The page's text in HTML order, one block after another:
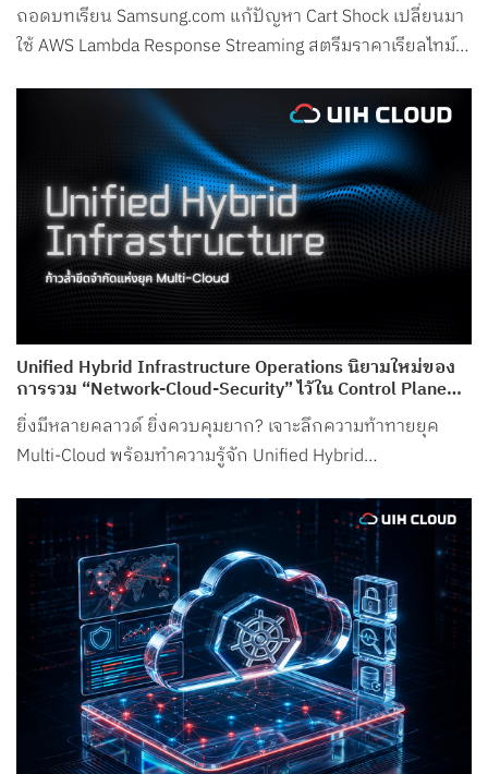
ถอดบทเรียน Samsung.com แก้ปัญหา Cart Shock เปลี่ยนมา
ใช้ AWS Lambda Response Streaming สตรีมราคาเรียลไทม์
Unified Hybrid Infrastructure Operations นิยามใหม่ของ
การรวม “Network-Cloud-Security” ไว้ใน Control Plane
เดียว จาก UIH Cloud
ยิ่งมีหลายคลาวด์ ยิ่งควบคุมยาก? เจาะลึกความท้าทายยุค
Multi-Cloud พร้อมทำความรู้จัก Unified Hybrid